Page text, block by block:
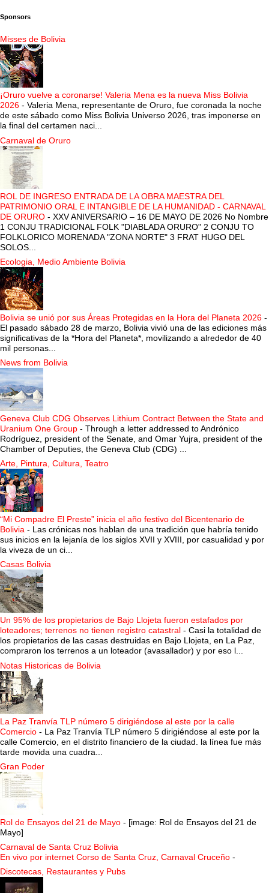
Sponsors
Misses de Bolivia
¡Oruro vuelve a coronarse! Valeria Mena es la nueva Miss Bolivia
2026 - Valeria Mena, representante de Oruro, fue coronada la noche
de este sábado como Miss Bolivia Universo 2026, tras imponerse en
la final del certamen naci...
Carnaval de Oruro
ROL DE INGRESO ENTRADA DE LA OBRA MAESTRA DEL
PATRIMONIO ORAL E INTANGIBLE DE LA HUMANIDAD - CARNAVAL
DE ORURO - XXV ANIVERSARIO – 16 DE MAYO DE 2026 No Nombre
1 CONJU TRADICIONAL FOLK "DIABLADA ORURO" 2 CONJU TO
FOLKLORICO MORENADA "ZONA NORTE" 3 FRAT HUGO DEL
SOLOS...
Ecologia, Medio Ambiente Bolivia
Bolivia se unió por sus Áreas Protegidas en la Hora del Planeta 2026 -
El pasado sábado 28 de marzo, Bolivia vivió una de las ediciones más
significativas de la *Hora del Planeta*, movilizando a alrededor de 40
mil personas...
News from Bolivia
Geneva Club CDG Observes Lithium Contract Between the State and
Uranium One Group - Through a letter addressed to Andrónico
Rodríguez, president of the Senate, and Omar Yujra, president of the
Chamber of Deputies, the Geneva Club (CDG) ...
Arte, Pintura, Cultura, Teatro
“Mi Compadre El Preste” inicia el año festivo del Bicentenario de
Bolivia - Las crónicas nos hablan de una tradición que habría tenido
sus inicios en la lejanía de los siglos XVII y XVIII, por casualidad y por
la viveza de un ci...
Casas Bolivia
Un 95% de los propietarios de Bajo Llojeta fueron estafados por
loteadores; terrenos no tienen registro catastral - Casi la totalidad de
los propietarios de las casas destruidas en Bajo Llojeta, en La Paz,
compraron los terrenos a un loteador (avasallador) y por eso l...
Notas Historicas de Bolivia
La Paz Tranvía TLP número 5 dirigiéndose al este por la calle
Comercio - La Paz Tranvía TLP número 5 dirigiéndose al este por la
calle Comercio, en el distrito financiero de la ciudad. la línea fue más
tarde movida una cuadra...
Gran Poder
Rol de Ensayos del 21 de Mayo - [image: Rol de Ensayos del 21 de
Mayo]
Carnaval de Santa Cruz Bolivia
En vivo por internet Corso de Santa Cruz, Carnaval Cruceño -
Discotecas, Restaurantes y Pubs